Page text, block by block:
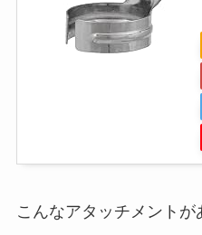
こんなアタッチメントが